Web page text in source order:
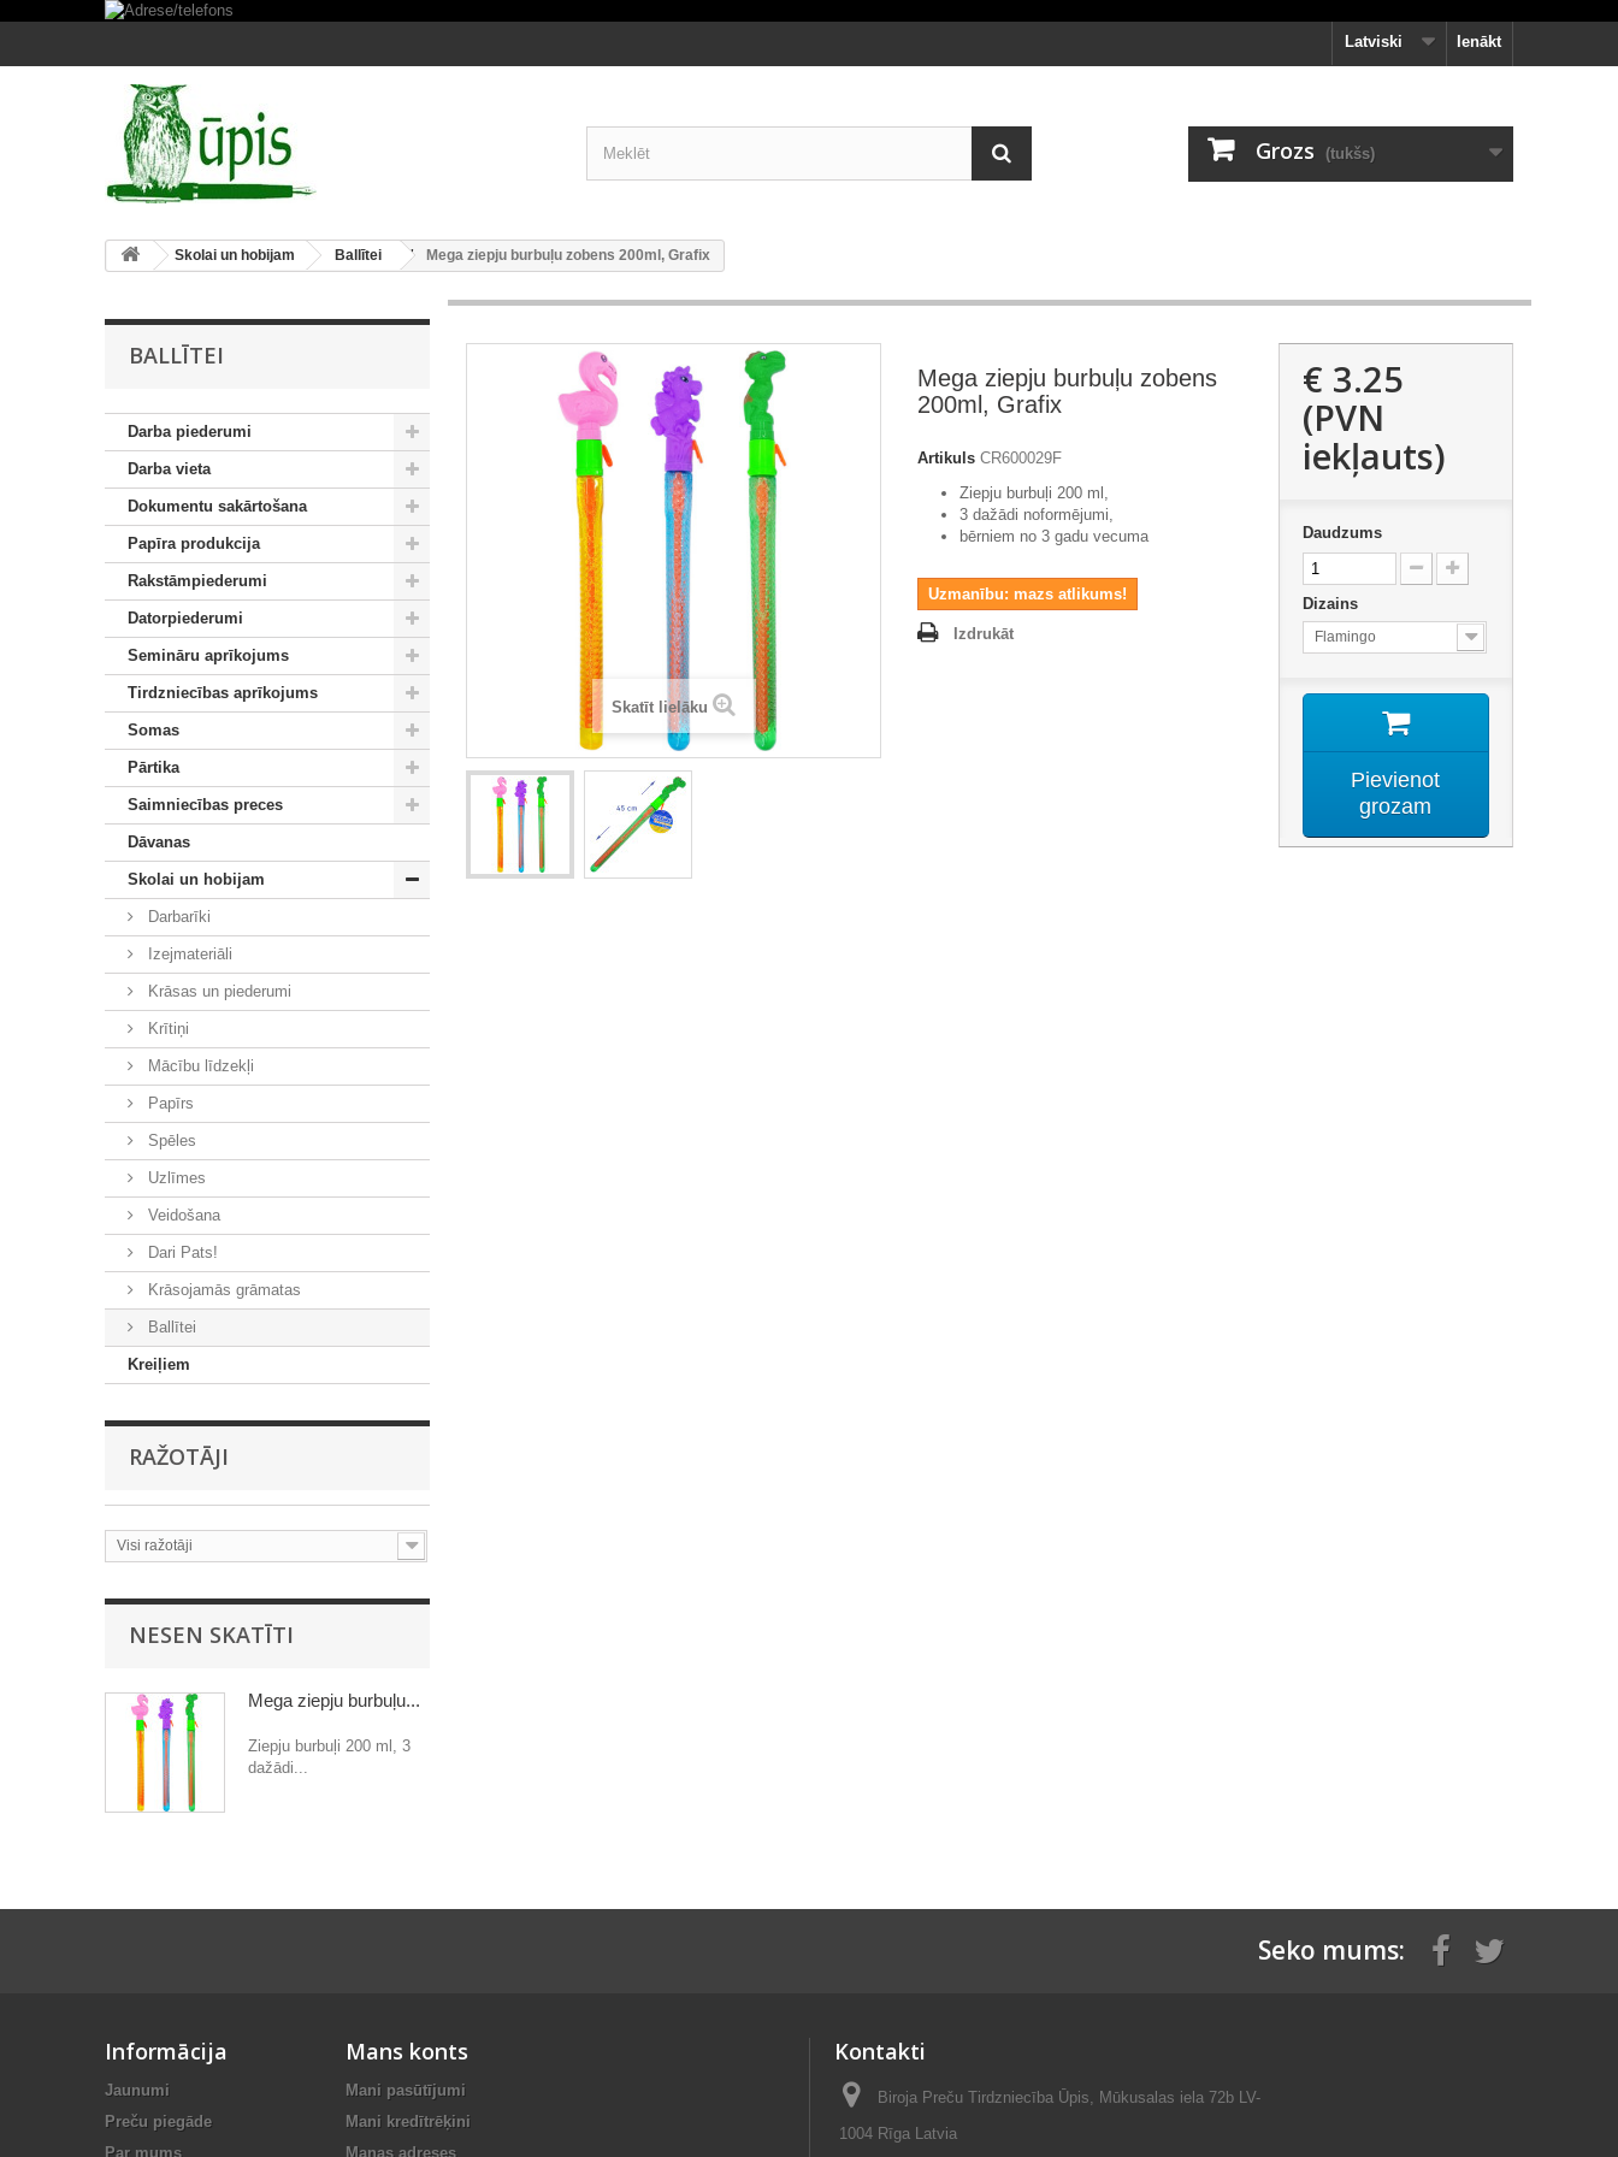
Ienākt
Latviski
Grozs (tukšs)
Skolai un hobijam Ballītei Mega ziepju burbuļu zobens 200ml, Grafix
BALLĪTEI
Darba piederumi
Darba vieta
Dokumentu sakārtošana
Papīra produkcija
Rakstāmpiederumi
Datorpiederumi
Semināru aprīkojums
Tirdzniecības aprīkojums
Somas
Pārtika
Saimniecības preces
Dāvanas
Skolai un hobijam
Darbarīki
Izejmateriāli
Krāsas un piederumi
Krītiņi
Mācību līdzekļi
Papīrs
Spēles
Uzlīmes
Veidošana
Dari Pats!
Krāsojamās grāmatas
Ballītei
Kreiļiem
RAŽOTĀJI
Visi ražotāji
NESEN SKATĪTI
Mega ziepju burbuļu...
Ziepju burbuļi 200 ml, 3
dažādi...
Skatīt lielāku
Mega ziepju burbuļu zobens
200ml, Grafix
Artikuls CR600029F
Ziepju burbuļi 200 ml,
3 dažādi noformējumi,
bērniem no 3 gadu vecuma
Uzmanību: mazs atlikums!
Izdrukāt
€ 3.25
(PVN
iekļauts)
Daudzums
Dizains
Flamingo
Pievienot
grozam
Seko mums:
Informācija
Jaunumi
Preču piegāde
Par mums
Mans konts
Mani pasūtījumi
Mani kredītrēķini
Manas adreses
Kontakti
Biroja Preču Tirdzniecība Ūpis, Mūkusalas iela 72b LV-
1004 Rīga Latvia